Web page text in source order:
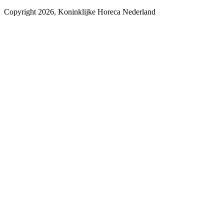
Copyright 2026, Koninklijke Horeca Nederland